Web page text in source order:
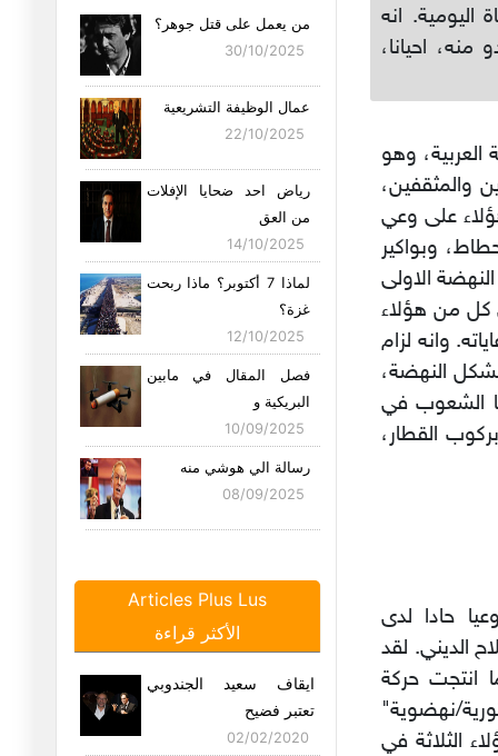
من يعمل على قتل جوهر؟
30/10/2025
عمال الوظيفة التشريعية
22/10/2025
رياض احد ضحايا الإفلات
من العق
14/10/2025
لماذا 7 أكتوبر؟ ماذا ربحت
غزة؟
12/10/2025
فصل المقال في مابين
البريكية و
10/09/2025
رسالة الي هوشي منه
08/09/2025
على الأقل
25/08/2025
هل الاتحاد هو اتحاد
21/08/2025
سيناريو لو أن احمد
Articles Plus Lus
الأكثر قراءة
ايقاف سعيد الجندوبي
تعتبر فضيح
02/02/2020
انه
احيانا،
وهو
والمثقفين،
على وعي
وبواكير
الاولى
كل من هؤلاء
وانه لزام
النهضة،
الشعوب في
القطار،
حادا لدى
الديني. لقد
انتجت حركة
نهضوية"
الثلاثة في